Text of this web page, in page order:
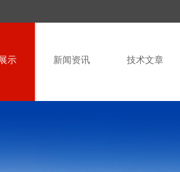
示 新闻资讯 技术文章